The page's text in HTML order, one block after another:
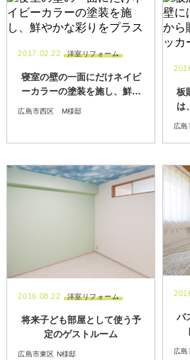
2017.02.22 洋室リフォーム
寝室の壁の一面にだけネイビ
ーカラーの塗装を施し、鮮や
広島市西区 M様邸
板
は
広
2016.08.22 洋室リフォーム
将来子ども部屋として使う予
定のゲストルーム
広島市東区 N様邸
パ
広